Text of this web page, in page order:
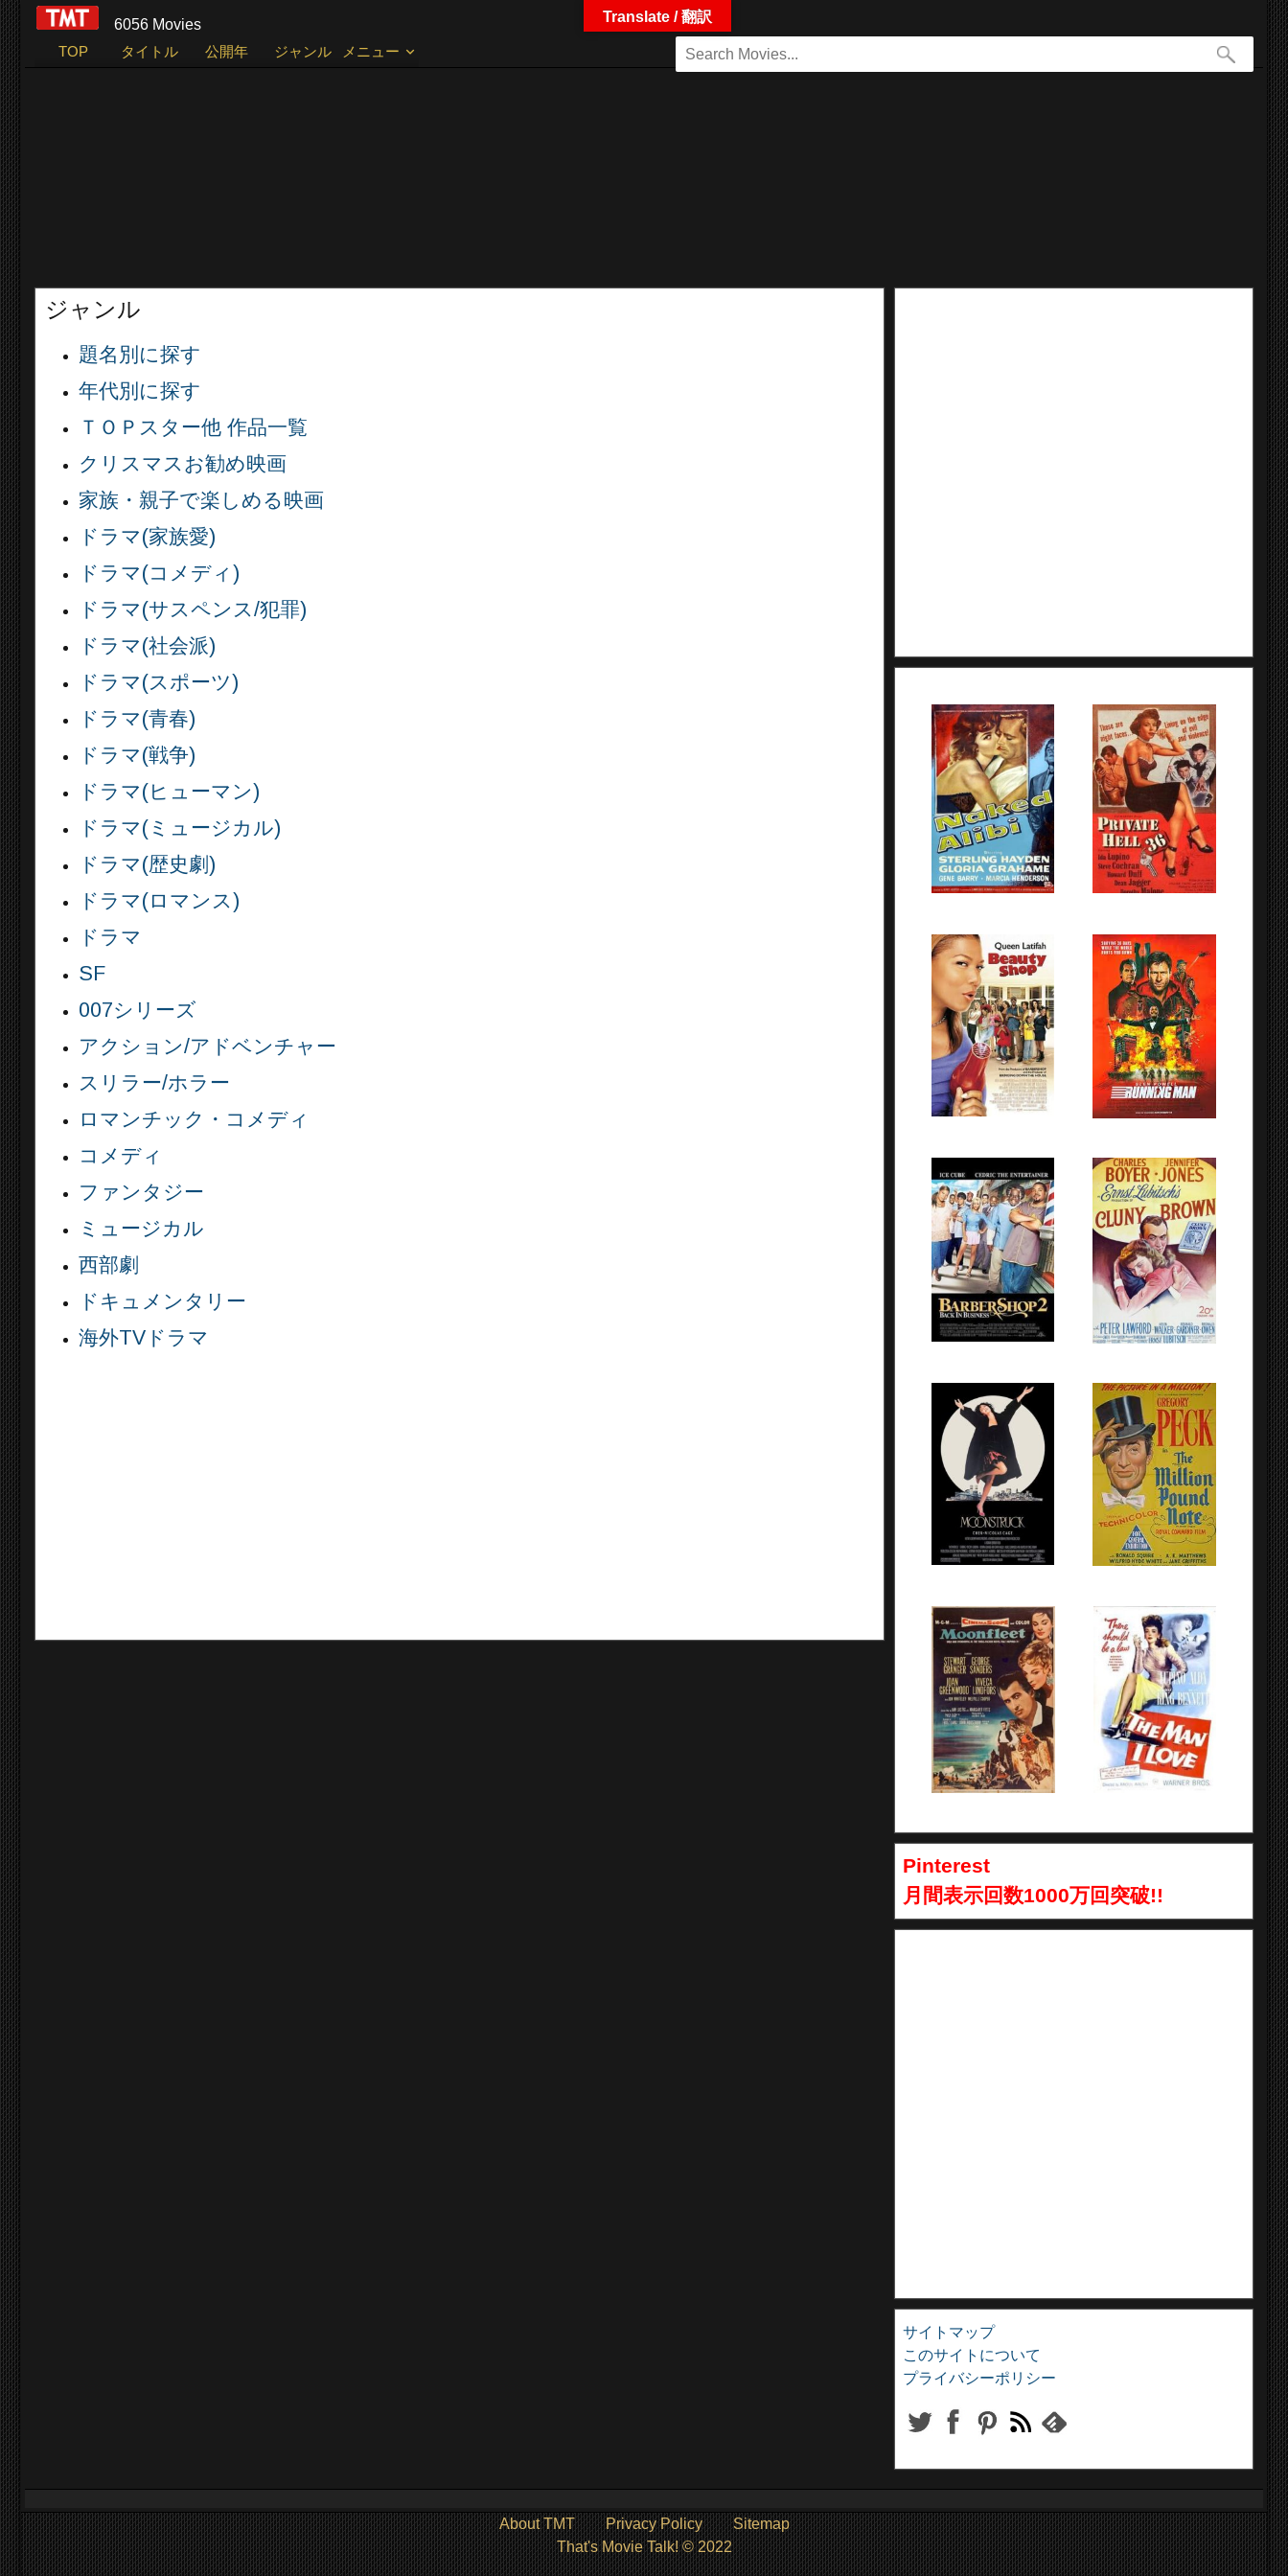
6056 Movies
TOP
タイトル 公開年 ジャンル メニュー
ジャンル
題名別に探す
年代別に探す
ＴＯＰスター他 作品一覧
クリスマスお勧め映画
家族・親子で楽しめる映画
ドラマ(家族愛)
ドラマ(コメディ)
ドラマ(サスペンス/犯罪)
ドラマ(社会派)
ドラマ(スポーツ)
ドラマ(青春)
ドラマ(戦争)
ドラマ(ヒューマン)
ドラマ(ミュージカル)
ドラマ(歴史劇)
ドラマ(ロマンス)
ドラマ
SF
007シリーズ
アクション/アドベンチャー
スリラー/ホラー
ロマンチック・コメディ
コメディ
ファンタジー
ミュージカル
西部劇
ドキュメンタリー
海外TVドラマ
Pinterest
月間表示回数1000万回突破!!
サイトマップ
このサイトについて
プライバシーポリシー
Translate / 翻訳
About TMT Privacy Policy
Sitemap
That's Movie Talk! © 2022